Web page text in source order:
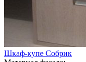
Шкаф-купе Собрик